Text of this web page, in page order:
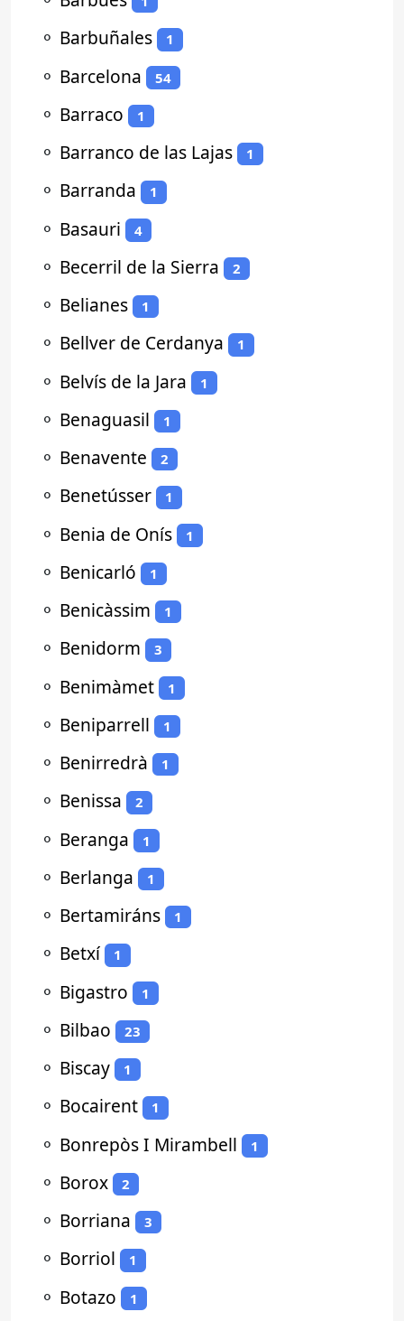
⚬ Barbuñales 1
⚬ Barcelona 54
⚬ Barraco 1
⚬ Barranco de las Lajas 1
⚬ Barranda 1
⚬ Basauri 4
⚬ Becerril de la Sierra 2
⚬ Belianes 1
⚬ Bellver de Cerdanya 1
⚬ Belvís de la Jara 1
⚬ Benaguasil 1
⚬ Benavente 2
⚬ Benetússer 1
⚬ Benia de Onís 1
⚬ Benicarló 1
⚬ Benicàssim 1
⚬ Benidorm 3
⚬ Benimàmet 1
⚬ Beniparrell 1
⚬ Benirredrà 1
⚬ Benissa 2
⚬ Beranga 1
⚬ Berlanga 1
⚬ Bertamiráns 1
⚬ Betxí 1
⚬ Bigastro 1
⚬ Bilbao 23
⚬ Biscay 1
⚬ Bocairent 1
⚬ Bonrepòs I Mirambell 1
⚬ Borox 2
⚬ Borriana 3
⚬ Borriol 1
⚬ Botazo 1